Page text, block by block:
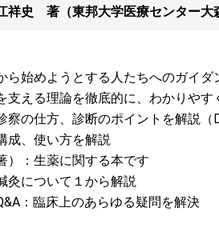
史 著（東邦大学医療センター大
めようとする人たちへのガイダ
える理論を徹底的に、わかりやす
仕方、診断のポイントを解説（
、使い方を解説
：生薬に関する本です
について１から解説
：臨床上のあらゆる疑問を解決